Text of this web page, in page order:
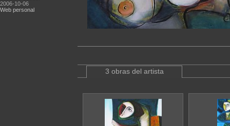
2006-10-06
Web personal
3 obras del artista